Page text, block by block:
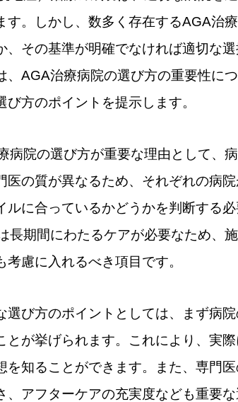
す。しかし、数多く存在するAGA治
、その基準が明確でなければ適切な
、AGA治療病院の選び方の重要性に
び方のポイントを提示します。
病院の選び方が重要な理由として、
医の質が異なるため、それぞれの病
ルに合っているかどうかを判断する
長期間にわたるケアが必要なため、
考慮に入れるべき項目です。
選び方のポイントとしては、まず病
とが挙げられます。これにより、実
を知ることができます。また、専門
、アフターケアの充実度なども重要